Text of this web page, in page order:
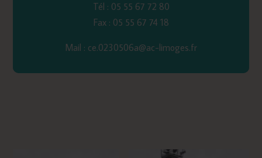
Tél : 05 55 67 72 80
Fax : 05 55 67 74 18
Mail : ce.0230506a@ac-limoges.fr